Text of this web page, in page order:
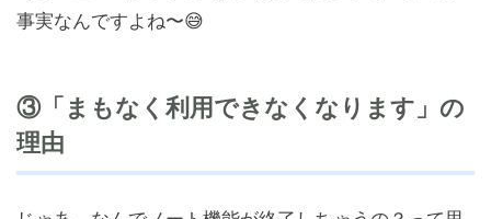
事実なんですよね〜😅
③「まもなく利用できなくなります」の
理由